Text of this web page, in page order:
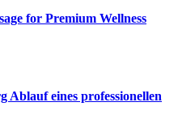
for Premium Wellness
Ablauf eines professionellen